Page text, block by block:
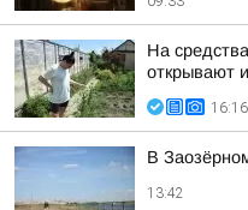
На
открывают
16:16
В
13:42